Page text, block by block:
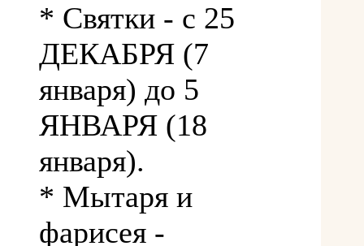
* Святки - с 25
ДЕКАБРЯ (7
января) до 5
ЯНВАРЯ (18
января).
* Мытаря и
фарисея -